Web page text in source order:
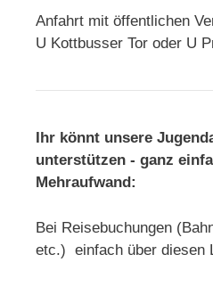
Anfahrt mit öffentlichen
U Kottbusser Tor oder U
Ihr könnt unsere
unterstützen - ganz
Mehraufwand:
Bei Reisebuchungen
etc.) einfach über diesen